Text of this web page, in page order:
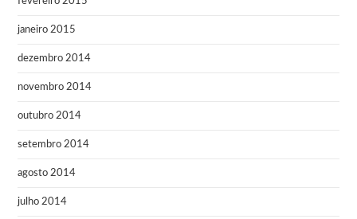
janeiro 2015
dezembro 2014
novembro 2014
outubro 2014
setembro 2014
agosto 2014
julho 2014